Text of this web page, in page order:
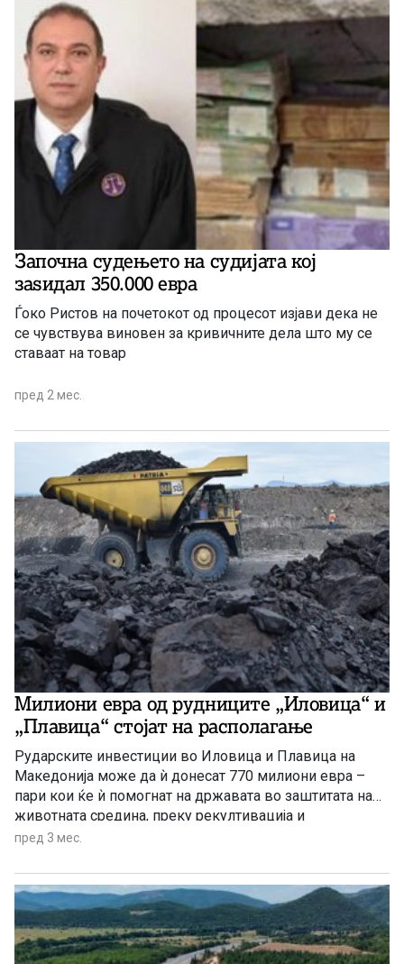
правни проблеми.
Започна судењето на судијата кој
заѕидал 350.000 евра
Ѓоко Ристов на почетокот од процесот изјави дека не
се чувствува виновен за кривичните дела што му се
ставаат на товар
пред 2 мес.
Милиони евра од рудниците „Иловица“ и
„Плавица“ стојат на располагање
Рударските инвестиции во Иловица и Плавица на
Македонија може да ѝ донесат 770 милиони евра –
пари кои ќе ѝ помогнат на државата во заштитата на
животната средина, преку рекултивација и
рехабилитација на подрачја и мониторинг на
Акцискиот план за минерални суровини 2026-2030, а
произлегуваат од новата Стратегијата за […]
пред 3 мес.